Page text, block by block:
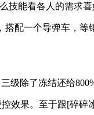
能看各人的需求喜
配一个导弹车，
除了冻结还给
效果。至于跟[碎